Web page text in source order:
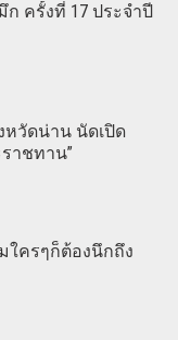
ครั้งที่ 17 ประจำปี
หวัดน่าน นัดเปิด
าชทาน”
ใครๆก็ต้องนึกถึง